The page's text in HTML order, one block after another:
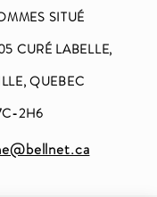
SITUÉ
CURÉ LABELLE,
QUEBEC
2H6